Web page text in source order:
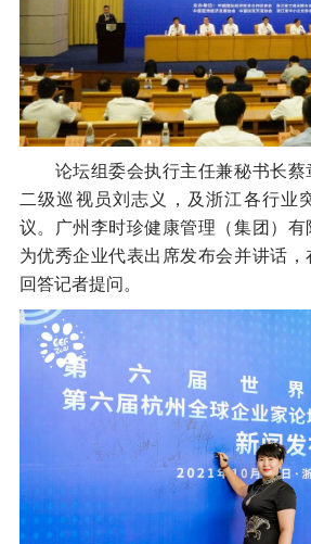
论坛组委会执行主任兼秘书长蔡
二级巡视员刘志义，及浙江各行业
议。广州李时珍健康管理（集团）
为优秀企业代表出席发布会并讲话，
回答记者提问。